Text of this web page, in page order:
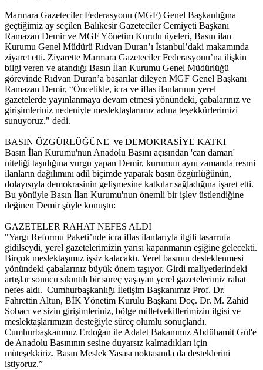
Marmara Gazeteciler Federasyonu (MGF) Genel Başkanlığına
geçtiğimiz ay seçilen Balıkesir Gazeteciler Cemiyeti Başkanı
Ramazan Demir ve MGF Yönetim Kurulu üyeleri, Basın ilan
Kurumu Genel Müdürü Rıdvan Duran’ı İstanbul’daki makamında
ziyaret etti. Ziyarette Marmara Gazeteciler Federasyonu’na ilişkin
bilgi veren ve atandığı Basın İlan Kurumu Genel Müdürlüğü
görevinde Rıdvan Duran’a başarılar dileyen MGF Genel Başkanı
Ramazan Demir, “Öncelikle, icra ve iflas ilanlarının yerel
gazetelerde yayınlanmaya devam etmesi yönündeki, çabalarınız ve
girişimleriniz nedeniyle meslektaşlarımız adına teşekkürlerimizi
sunuyoruz." dedi.
BASIN ÖZGÜRLÜĞÜNE ve DEMOKRASİYE KATKI
Basın İlan Kurumu'nun Anadolu Basını açısından 'can damarı'
niteliği taşıdığına vurgu yapan Demir, kurumun aynı zamanda resmi
ilanların dağılımını adil biçimde yaparak basın özgürlüğünün,
dolayısıyla demokrasinin gelişmesine katkılar sağladığına işaret etti.
Bu yönüyle Basın İlan Kurumu'nun önemli bir işlev üstlendiğine
değinen Demir şöyle konuştu:
GAZETELER RAHAT NEFES ALDI
"Yargı Reformu Paketi’nde icra iflas ilanlarıyla ilgili tasarrufa
gidilseydi, yerel gazetelerimizin yarısı kapanmanın eşiğine gelecekti.
Birçok meslektaşımız işsiz kalacaktı. Yerel basının desteklenmesi
yönündeki çabalarınız büyük önem taşıyor. Girdi maliyetlerindeki
artışlar sonucu sıkıntılı bir süreç yaşayan yerel gazetelerimiz rahat
nefes aldı. Cumhurbaşkanlığı İletişim Başkanımız Prof. Dr.
Fahrettin Altun, BİK Yönetim Kurulu Başkanı Doç. Dr. M. Zahid
Sobacı ve sizin girişimleriniz, bölge milletvekillerimizin ilgisi ve
meslektaşlarımızın desteğiyle süreç olumlu sonuçlandı.
Cumhurbaşkanımız Erdoğan ile Adalet Bakanımız Abdühamit Gül'e
de Anadolu Basınının sesine duyarsız kalmadıkları için
müteşekkiriz. Basın Meslek Yasası noktasında da desteklerini
istiyoruz.”